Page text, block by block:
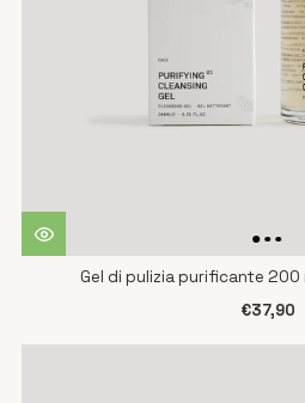
Gel di pulizia purificante 200
€37,90